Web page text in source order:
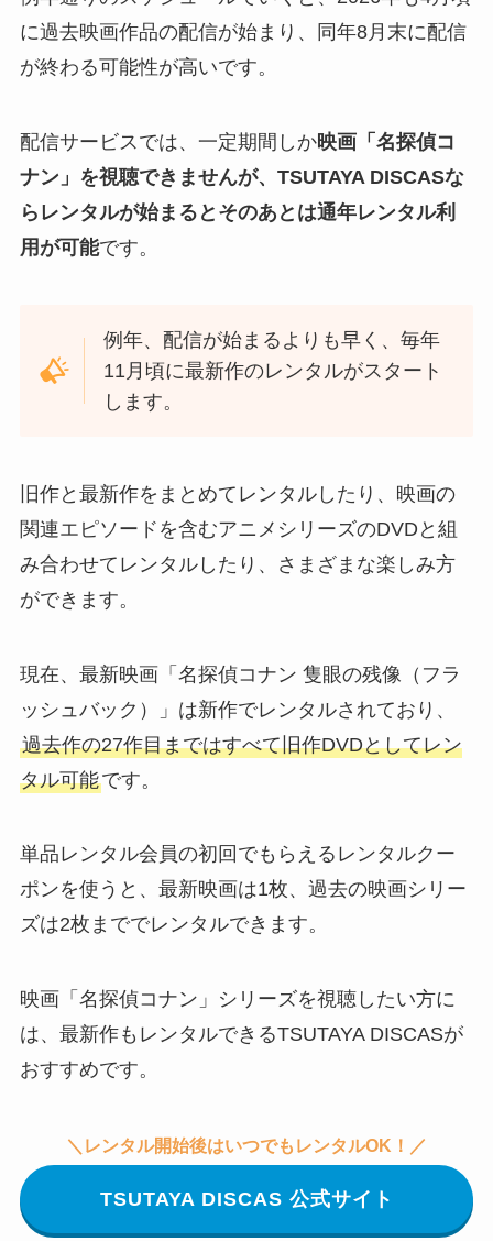
に過去映画作品の配信が始まり、同年8月末に配信
が終わる可能性が高いです。
配信サービスでは、一定期間しか映画「名探偵コ
ナン」を視聴できませんが、TSUTAYA DISCASな
らレンタルが始まるとそのあとは通年レンタル利
用が可能です。
例年、配信が始まるよりも早く、毎年
11月頃に最新作のレンタルがスタート
します。
旧作と最新作をまとめてレンタルしたり、映画の
関連エピソードを含むアニメシリーズのDVDと組
み合わせてレンタルしたり、さまざまな楽しみ方
ができます。
現在、最新映画「名探偵コナン 隻眼の残像（フラ
ッシュバック）」は新作でレンタルされており、
過去作の27作目まではすべて旧作DVDとしてレン
タル可能です。
単品レンタル会員の初回でもらえるレンタルクー
ポンを使うと、最新映画は1枚、過去の映画シリー
ズは2枚まででレンタルできます。
映画「名探偵コナン」シリーズを視聴したい方に
は、最新作もレンタルできるTSUTAYA DISCASが
おすすめです。
＼レンタル開始後はいつでもレンタルOK！／
TSUTAYA DISCAS 公式サイト